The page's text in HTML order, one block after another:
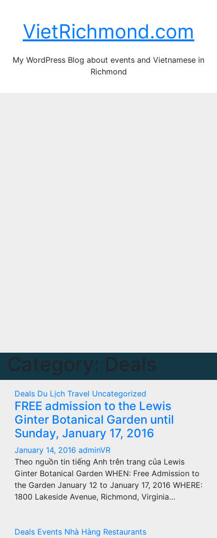
contentVietRichmond.com
My WordPress Blog about events and Vietnamese in
Richmond
Category: Deals
Deals Du Lịch Travel Uncategorized
FREE admission to the Lewis
Ginter Botanical Garden until
Sunday, January 17, 2016
January 14, 2016 adminVR
Theo nguồn tin tiếng Anh trên trang của Lewis
Ginter Botanical Garden WHEN: Free Admission to
the Garden January 12 to January 17, 2016 WHERE:
1800 Lakeside Avenue, Richmond, Virginia…
Deals Events Nhà Hàng Restaurants